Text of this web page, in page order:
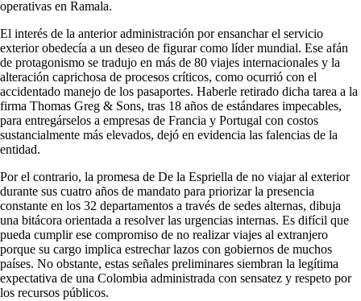
operativas en Ramala.
El interés de la anterior administración por ensanchar el servicio
exterior obedecía a un deseo de figurar como líder mundial. Ese afán
de protagonismo se tradujo en más de 80 viajes internacionales y la
alteración caprichosa de procesos críticos, como ocurrió con el
accidentado manejo de los pasaportes. Haberle retirado dicha tarea a la
firma Thomas Greg & Sons, tras 18 años de estándares impecables,
para entregárselos a empresas de Francia y Portugal con costos
sustancialmente más elevados, dejó en evidencia las falencias de la
entidad.
Por el contrario, la promesa de De la Espriella de no viajar al exterior
durante sus cuatro años de mandato para priorizar la presencia
constante en los 32 departamentos a través de sedes alternas, dibuja
una bitácora orientada a resolver las urgencias internas. Es difícil que
pueda cumplir ese compromiso de no realizar viajes al extranjero
porque su cargo implica estrechar lazos con gobiernos de muchos
países. No obstante, estas señales preliminares siembran la legítima
expectativa de una Colombia administrada con sensatez y respeto por
los recursos públicos.